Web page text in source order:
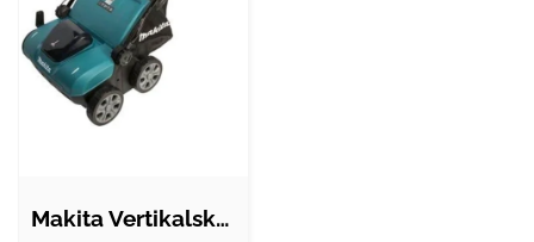
Makita Vertikalskærer DUV320Z Electric…